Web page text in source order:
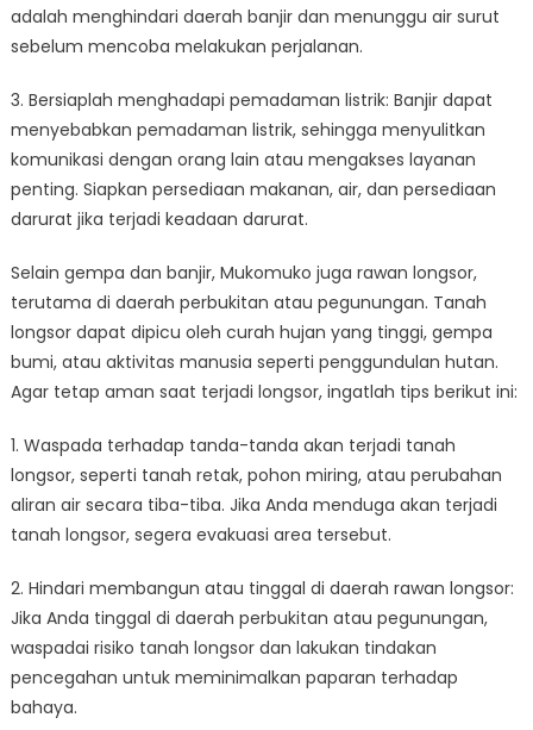
adalah menghindari daerah banjir dan menunggu air surut
sebelum mencoba melakukan perjalanan.
3. Bersiaplah menghadapi pemadaman listrik: Banjir dapat
menyebabkan pemadaman listrik, sehingga menyulitkan
komunikasi dengan orang lain atau mengakses layanan
penting. Siapkan persediaan makanan, air, dan persediaan
darurat jika terjadi keadaan darurat.
Selain gempa dan banjir, Mukomuko juga rawan longsor,
terutama di daerah perbukitan atau pegunungan. Tanah
longsor dapat dipicu oleh curah hujan yang tinggi, gempa
bumi, atau aktivitas manusia seperti penggundulan hutan.
Agar tetap aman saat terjadi longsor, ingatlah tips berikut ini:
1. Waspada terhadap tanda-tanda akan terjadi tanah
longsor, seperti tanah retak, pohon miring, atau perubahan
aliran air secara tiba-tiba. Jika Anda menduga akan terjadi
tanah longsor, segera evakuasi area tersebut.
2. Hindari membangun atau tinggal di daerah rawan longsor:
Jika Anda tinggal di daerah perbukitan atau pegunungan,
waspadai risiko tanah longsor dan lakukan tindakan
pencegahan untuk meminimalkan paparan terhadap
bahaya.